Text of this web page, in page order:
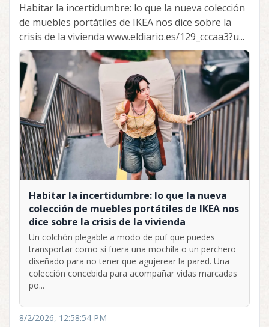
Habitar la incertidumbre: lo que la nueva colección
de muebles portátiles de IKEA nos dice sobre la
crisis de la vivienda www.eldiario.es/129_cccaa3?u...
Habitar la incertidumbre: lo que la nueva
colección de muebles portátiles de IKEA nos
dice sobre la crisis de la vivienda
Un colchón plegable a modo de puf que puedes
transportar como si fuera una mochila o un perchero
diseñado para no tener que agujerear la pared. Una
colección concebida para acompañar vidas marcadas
po...
8/2/2026, 12:58:54 PM